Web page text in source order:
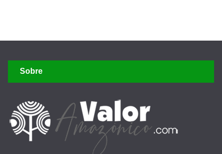
Sobre